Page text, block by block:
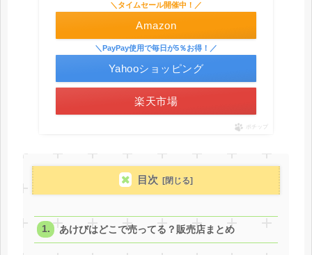
＼タイムセール開催中！／
Amazon
楽天市場
＼PayPay使用で毎日が5％お得！／
Yahooショッピング
ポチップ
目次
あけびはどこで売ってる？販売店まとめ